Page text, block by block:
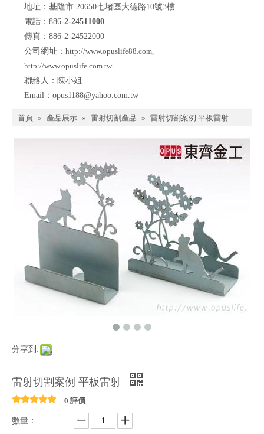
地址： 基隆市 20650七堵區大德路10號3樓
電話：886-2-24511000
傳真：886-2-24522000
公司網址： http://www.opuslife88.com,
http://www.opuslife.com.tw
聯絡人：陳小姐
Email： opus1188@yahoo.com.tw
首頁 » 產品展示 » 雷射切割產品 » 雷射切割案例 平板雷射
分享到:
雷射切割案例 平板雷射
0 評價
數量：